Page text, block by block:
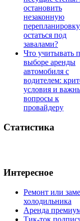
остановить
незаконную
остаться под
завалами?
Что учитывать
выборе аренды
автомобиля с
водителем:
условия и
вопросы к
провайдеру
Статистика
Интересное
Ремонт или
холодильника
Аренда